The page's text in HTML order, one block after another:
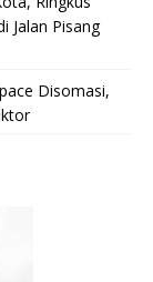
Jalan Pisang
Disomasi,